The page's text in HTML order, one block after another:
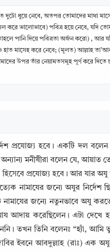
দুটো ধুয়ে নেবে, অতপর তোমাদের মাথা
করে ভালোভাবে) পবিত্র হয়ে নেবে, যদি
পানি দিয়ে পবিত্রতা অর্জন করো) , আর
ও হাত মাসেহ করে নেবে; (মূলত) আল্লাহ
উপর তাঁর নেয়ামতসমূহ পূর্ণ করে দিতে
প্রযোজ্য হবে। একটি দল
মনীষীরা বলেন যে, আয়াত
হিসেবে প্রযোজ্য হবে। আর যার
নামাযের জন্যে অযুর নির্দেশ
নামাযের জন্যে নতুনভাবে অযু
আদায় করেছিলেন। এটা দেখে
তখন তিনি বলেনঃ “হ্যাঁ, আমি
ইবনে আবদুল্লাহ (রাঃ) এক